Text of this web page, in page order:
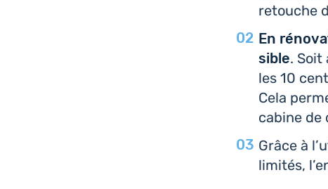
retouche
En
sible. Soit
les 10
Cela
cabine de
Grâce à
limités,